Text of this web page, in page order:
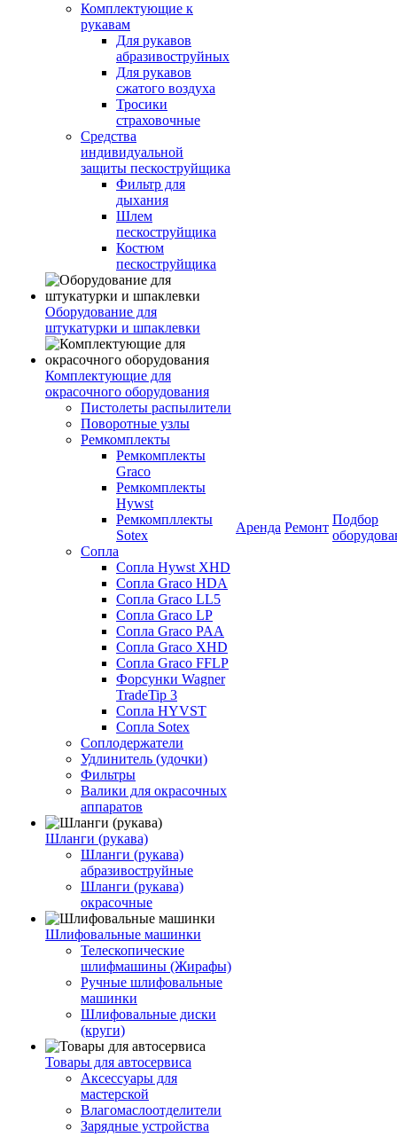
Комплектующие к
рукавам
Для рукавов
абразивоструйных
Для рукавов
сжатого воздуха
Тросики
страховочные
Средства
индивидуальной
защиты пескоструйщика
Фильтр для
дыхания
Шлем
пескоструйщика
Костюм
пескоструйщика
Оборудование для
штукатурки и шпаклевки
Комплектующие для
окрасочного оборудования
Пистолеты распылители
Поворотные узлы
Ремкомплекты
Ремкомплекты
Graco
Ремкомплекты
Hywst
Ремкомпллекты
Sotex
Сопла
Сопла Hywst XHD
Сопла Graco HDA
Сопла Graco LL5
Сопла Graco LP
Сопла Graco PAA
Сопла Graco XHD
Сопла Graco FFLP
Форсунки Wagner
TradeTip 3
Сопла HYVST
Сопла Sotex
Соплодержатели
Удлинитель (удочки)
Фильтры
Валики для окрасочных
аппаратов
Шланги (рукава)
Шланги (рукава)
абразивоструйные
Шланги (рукава)
окрасочные
Шлифовальные машинки
Телескопические
шлифмашины (Жирафы)
Ручные шлифовальные
машинки
Шлифовальные диски
(круги)
Товары для автосервиса
Аксессуары для
мастерской
Влагомаслоотделители
Зарядные устройства
Аренда Ремонт
Подбор